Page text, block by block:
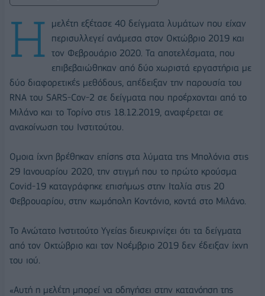
Η
μελέτη εξέτασε 40 δείγματα λυμάτων που είχαν
περισυλλεγεί ανάμεσα στον Οκτώβριο 2019 και
τον Φεβρουάριο 2020. Τα αποτελέσματα, που
επιβεβαιώθηκαν από δύο χωριστά εργαστήρια με
δύο διαφορετικές μεθόδους, απέδειξαν την παρουσία του
RNA του SARS-Cov-2 σε δείγματα που προέρχονται από το
Μιλάνο και το Τορίνο στις 18.12.2019, αναφέρεται σε
ανακοίνωση του Ινστιτούτου.
Ομοια ίχνη βρέθηκαν επίσης στα λύματα της Μπολόνια στις
29 Ιανουαρίου 2020, την στιγμή που το πρώτο κρούσμα
Covid-19 καταγράφηκε επισήμως στην Ιταλία στις 20
Φεβρουαρίου, στην κωμόπολη Κοντόνιο, κοντά στο Μιλάνο.
Το Ανώτατο Ινστιτούτο Υγείας διευκρινίζει ότι τα δείγματα
από τον Οκτώβριο και τον Νοέμβριο 2019 δεν έδειξαν ίχνη
του ιού.
«Αυτή η μελέτη μπορεί να οδηγήσει στην κατανόηση της